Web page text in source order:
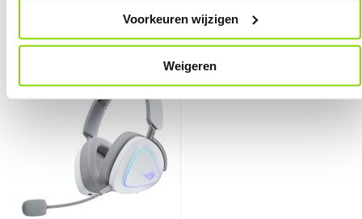
Voorkeuren wijzigen
Weigeren
ASUS ROG Delta II Draadloos Wit